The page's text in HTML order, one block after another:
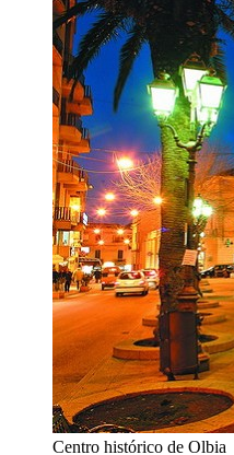
Centro histórico de Olbia